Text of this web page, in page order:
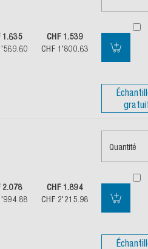
1.635
CHF 1.539
CHF 1'800.63
2.078
CHF 1.894
CHF 2'215.98
Quantité